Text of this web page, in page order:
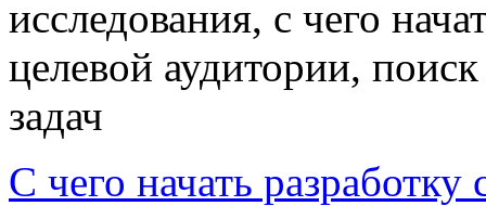
исследования, с чего
целевой аудитории,
задач
С чего начать разработку